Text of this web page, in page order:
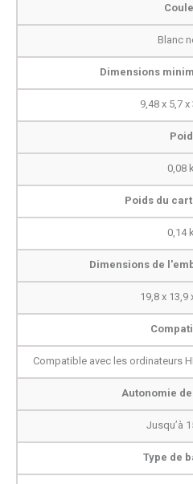
Blanc
Dimensions
9,48 x 5,7
0,08
Poids du
0,14
Dimensions de
19,8 x 13,9
Compatible avec les ordinateurs
Autonomie
Jusqu’à
Type de